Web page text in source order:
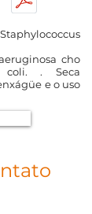
cho
coli. . Seca
e o uso